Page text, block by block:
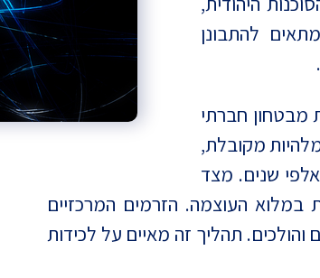
להתבונן
מבטחון חברתי
מקובלת,
שנים. מצד
במלוא העוצמה. הזרמים המרכזיים
והולכים. תהליך זה מאיים על לכידות